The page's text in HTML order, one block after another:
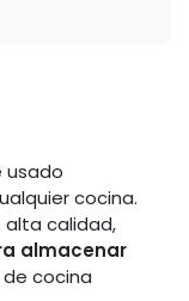
usado
cocina.
alta calidad,
almacenar
cocina